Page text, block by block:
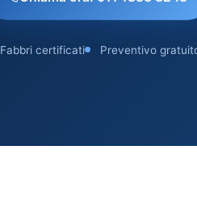
Fabbri certificati Preventivo